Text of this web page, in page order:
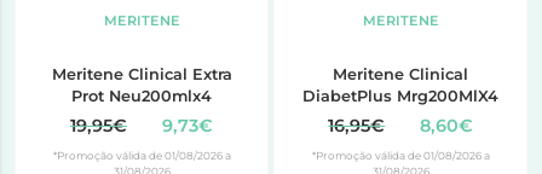
MERITENE
Meritene Clinical Extra
Prot Neu200mlx4
19,95€ 9,73€
*Promoção válida de 01/08/2026 a
31/08/2026
MERITENE
Meritene Clinical
DiabetPlus Mrg200MlX4
16,95€ 8,60€
*Promoção válida de 01/08/2026 a
31/08/2026